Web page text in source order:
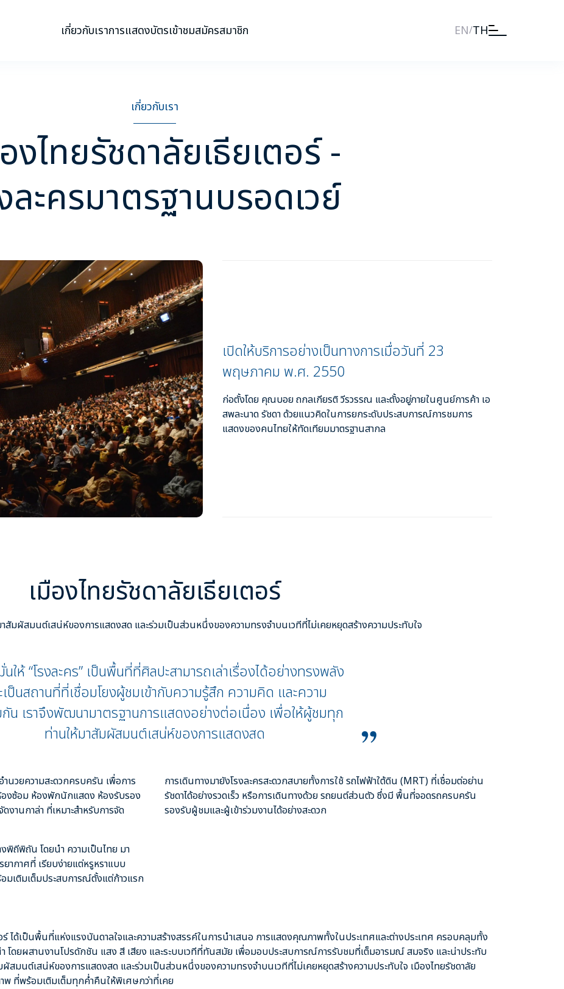
เกี่ยวกับเราการแสดงบัตรเข้าชมสมัครสมาชิก EN/TH
เมืองไทยรัชดาลัยเธียเตอร์
ข่าวสารและเบื้องหลัง
ร่วมงานกับเรา
ติดต่อเรา
02-354-2681
ซื้อบัตร
เกี่ยวกับเรา
งไทยรัชดาลัยเธียเตอร์ -
ละครมาตรฐานบรอดเวย์
เปิดให้บริการอย่างเป็นทางการเมื่อวันที่ 23
พฤษภาคม พ.ศ. 2550
ก่อตั้งโดย คุณบอย ถกลเกียรติ วีรวรรณ และตั้งอยู่ภายในศูนย์การค้า เอ
สพละนาด รัชดา ด้วยแนวคิดในการยกระดับประสบการณ์การชมการ
แสดงของคนไทยให้ทัดเทียมมาตรฐานสากล
เมืองไทยรัชดาลัยเธียเตอร์
ผัสมนต์เสน่ห์ของการแสดงสด และร่วมเป็นส่วนหนึ่งของความทรงจำบนเวทีที่ไม่เคยหยุดสร้างความประทับใจ
นให้ “โรงละคร” เป็นพื้นที่ที่ศิลปะสามารถเล่าเรื่องได้อย่างทรงพลัง
เป็นสถานที่ที่เชื่อมโยงผู้ชมเข้ากับความรู้สึก ความคิด และความ
น เราจึงพัฒนามาตรฐานการแสดงอย่างต่อเนื่อง เพื่อให้ผู้ชมทุก
ท่านให้มาสัมผัสมนต์เสน่ห์ของการแสดงสด
นวยความสะดวกครบครัน เพื่อการ
องซ้อม ห้องพักนักแสดง ห้องรับรอง
านกาล่า ที่เหมาะสำหรับการจัด
พิถีพิถัน โดยนำ ความเป็นไทย มา
ากาศที่ เรียบง่ายแต่หรูหราแบบ
เติมเต็มประสบการณ์ตั้งแต่ก้าวแรก
การเดินทางมายังโรงละครสะดวกสบายทั้งการใช้ รถไฟฟ้าใต้ดิน (MRT) ที่เชื่อมต่อย่าน
รัชดาได้อย่างรวดเร็ว หรือการเดินทางด้วย รถยนต์ส่วนตัว ซึ่งมี พื้นที่จอดรถครบครัน
รองรับผู้ชมและผู้เข้าร่วมงานได้อย่างสะดวก
อร์ ได้เป็นพื้นที่แห่งแรงบันดาลใจและความสร้างสรรค์ในการนำเสนอ การแสดงคุณภาพทั้งในประเทศและต่างประเทศ ครอบคลุมทั้ง
โดยผสานงานโปรดักชัน แสง สี เสียง และระบบเวทีที่ทันสมัย เพื่อมอบประสบการณ์การรับชมที่เต็มอารมณ์ สมจริง และน่าประทับ
มนต์เสน่ห์ของการแสดงสด และร่วมเป็นส่วนหนึ่งของความทรงจำบนเวทีที่ไม่เคยหยุดสร้างความประทับใจ เมืองไทยรัชดาลัย
ที่พร้อมเติมเต็มทุกค่ำคืนให้พิเศษกว่าที่เคย